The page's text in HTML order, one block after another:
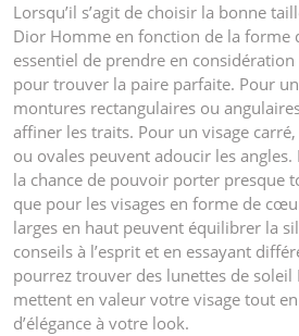
Lorsqu’il s’agit de choisir la bonne
Dior Homme en fonction de la forme
essentiel de prendre en
pour trouver la paire parfaite. Pour
montures rectangulaires ou
affiner les traits. Pour un visage
ou ovales peuvent adoucir les angles.
la chance de pouvoir porter presque
que pour les visages en forme de
larges en haut peuvent équilibrer la
conseils à l’esprit et en essayant
pourrez trouver des lunettes de
mettent en valeur votre visage tout
d’élégance à votre look.